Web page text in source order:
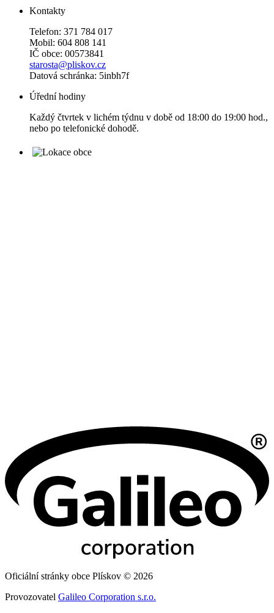
Kontakty
Telefon: 371 784 017
Mobil: 604 808 141
IČ obce: 00573841
starosta@pliskov.cz
Datová schránka: 5inbh7f
Úřední hodiny
Každý čtvrtek v lichém týdnu v době od 18:00 do 19:00 hod.,
nebo po telefonické dohodě.
Oficiální stránky obce Plískov © 2026
Provozovatel Galileo Corporation s.r.o.